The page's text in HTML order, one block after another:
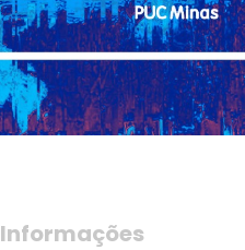
Informações